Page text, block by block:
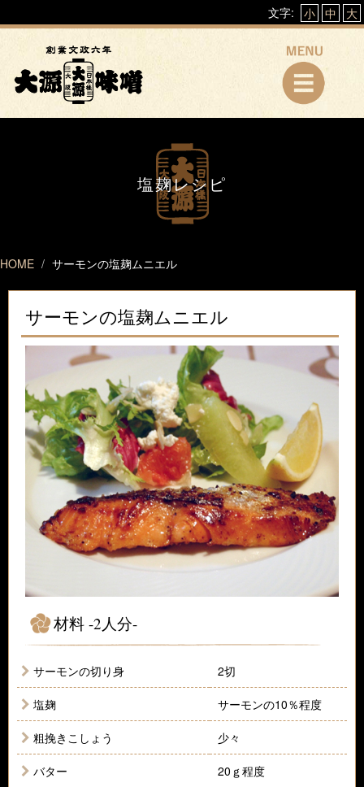
文字: 小 中 大
塩麹レシピ
HOME サーモンの塩麹ムニエル
サーモンの塩麹ムニエル
材料 -2人分-
サーモンの切り身 2切
塩麹 サーモンの10％程度
粗挽きこしょう 少々
バター 20ｇ程度